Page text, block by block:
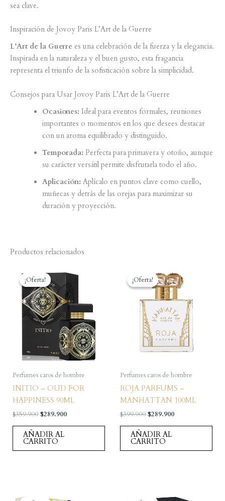
sea clave.
Inspiración de Jovoy Paris L’Art de la Guerre
L’Art de la Guerre es una celebración de la fuerza y la elegancia.
Inspirada en la naturaleza y el buen gusto, esta fragancia
representa el triunfo de la sofisticación sobre la simplicidad.
Consejos para Usar Jovoy Paris L’Art de la Guerre
Ocasiones:Ideal para eventos formales, reuniones
importantes o momentos en los que desees destacar
con un aroma equilibrado y distinguido.
Temporada:Perfecta para primavera y otoño, aunque
su carácter versátil permite disfrutarla todo el año.
Aplicación:Aplícalo en puntos clave como cuello,
muñecas y detrás de las orejas para maximizar su
duración y proyección.
Productos relacionados
¡Oferta!
¡Oferta!
Perfumes caros de hombre
INITIO – OUD FOR
HAPPINESS 90ML
$359.900 El
original
era:
$289.900El
AÑADIR AL
CARRITO
¡Oferta!
¡Oferta!
Perfumes caros de hombre
ROJA PARFUMS –
MANHATTAN 100ML
$399.900 El
original
era:
$289.900El
AÑADIR AL
CARRITO